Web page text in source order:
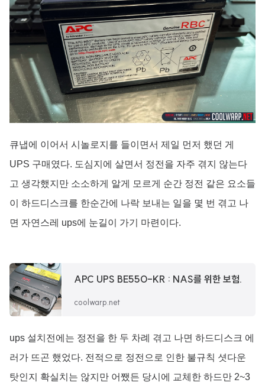
큐냅에 이어서 시놀로지를 들이면서 제일 먼저 했던 게
UPS 구매였다. 도심지에 살면서 정전을 자주 겪지 않는다
고 생각했지만 소소하게 알게 모르게 순간 정전 같은 요소들
이 하드디스크를 한순간에 나락 보내는 일을 몇 번 겪고 나
면 자연스레 ups에 눈길이 가기 마련이다.
APC UPS BE550-KR : NAS를 위한 보험.
coolwarp.net
ups 설치전에는 정전을 한 두 차례 겪고 나면 하드디스크 에
러가 뜨곤 했었다. 전적으로 정전으로 인한 불규칙 셧다운
탓인지 확실치는 않지만 어쨌든 당시에
교체한 하드만 2~3